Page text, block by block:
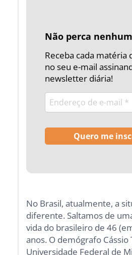
Não perca
Receba cada matéria
no seu e-mail
newsletter diária!
No Brasil, atualmente, a
diferente. Saltamos de
vida do brasileiro de 46
anos. O demógrafo Cássio
Universidade Federal de